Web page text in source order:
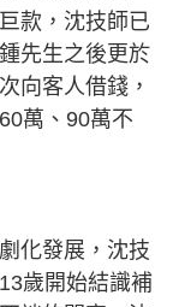
款，沈技師已
先生之後更於
向客人借錢，
萬、90萬不
化發展，沈技
歲開始結識補